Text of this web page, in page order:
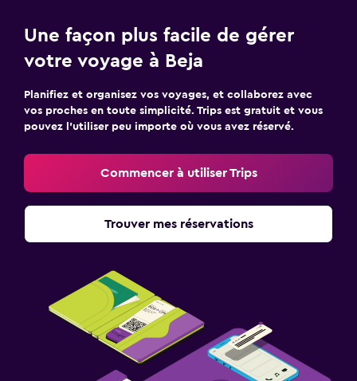
Une façon plus facile de gérer
votre voyage à Beja
Planifiez et organisez vos voyages, et collaborez avec
vos proches en toute simplicité. Trips est gratuit et vous
pouvez l’utiliser peu importe où vous avez réservé.
Commencer à utiliser Trips
Trouver mes réservations